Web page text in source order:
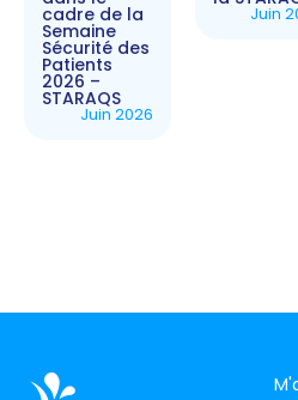
cadre de la
Semaine
Sécurité des
Patients
2026 –
STARAQS
Juin 2026
Juin